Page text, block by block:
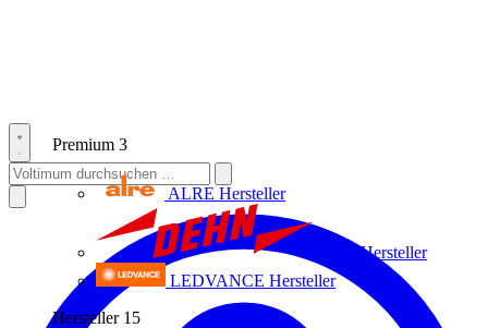
Premium 3
ALRE Hersteller
Hersteller
LEDVANCE Hersteller
Hersteller 15